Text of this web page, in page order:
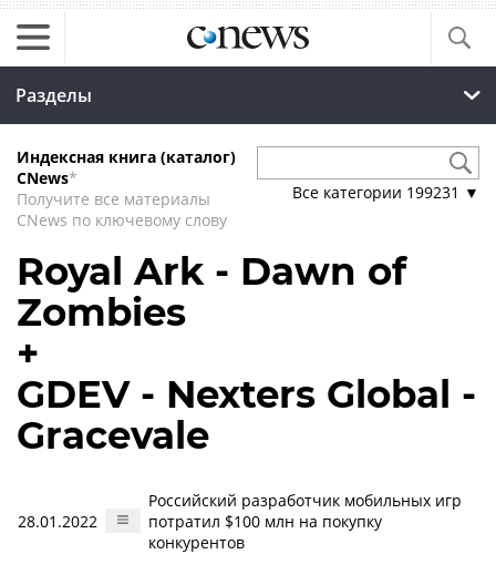
Разделы
Индексная книга (каталог)
CNews*
Получите все материалы
CNews по ключевому слову
Все категории 199231 ▼
Royal Ark - Dawn of
Zombies
+
GDEV - Nexters Global -
Gracevale
28.01.2022
Российский разработчик мобильных игр
потратил $100 млн на покупку
конкурентов